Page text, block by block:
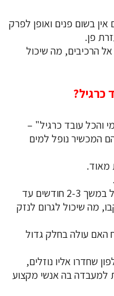
בשום פנים ואופן לפרק
פן.
הרכיבים, מה שיכול
כרגיל?
והכל עובד כרגיל" –
המכשיר נופל למים
מאוד.
כמו כן, יכול להיות שהמכשיר יעבוד רגיל במשך 2-3 חודשים עד
מה שיכול לגרום לנזק
האם עולה בחלק גדול
שחדרו אליו נוזלים,
למעבדה בה אנשי מקצוע